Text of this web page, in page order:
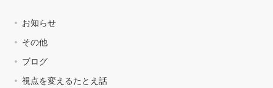
お知らせ
その他
ブログ
視点を変えるたとえ話